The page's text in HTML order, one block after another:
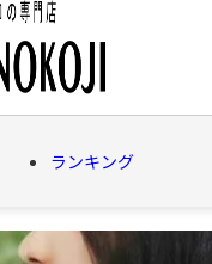
ランキング